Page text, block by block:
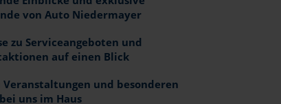
von Auto Niedermayer
zu Serviceangeboten und
auf einen Blick
Veranstaltungen und besonderen
uns im Haus